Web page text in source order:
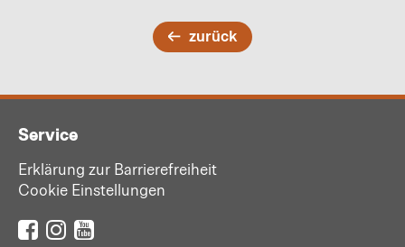
zurück
Service
Erklärung zur Barrierefreiheit
Cookie Einstellungen